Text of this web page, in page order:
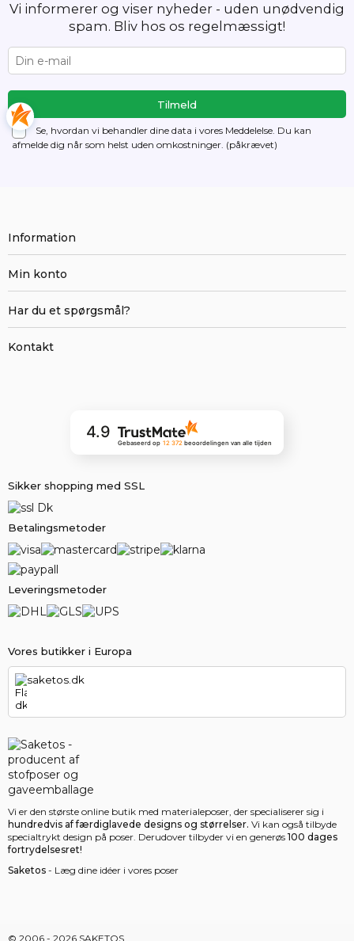
Vi informerer og viser nyheder - uden unødvendig
spam. Bliv hos os regelmæssigt!
Se, hvordan vi behandler dine data i vores Meddelelse. Du kan
afmelde dig når som helst uden omkostninger. (påkrævet)
Vi er den største online butik med materialeposer, der specialiserer sig i
hundredvis af færdiglavede designs og størrelser. Vi kan også tilbyde
specialtrykt design på poser. Derudover tilbyder vi en generøs 100 dages
fortrydelsesret!
Saketos - Læg dine idéer i vores poser
Vores butikker i Europa
saketos.dk
Information
Min konto
Har du et spørgsmål?
Kontakt
4.9
Gebaseerd op 12 372 beoordelingen van alle tijden
Sikker shopping med SSL
Betalingsmetoder
Leveringsmetoder
© 2006 - 2026 SAKETOS